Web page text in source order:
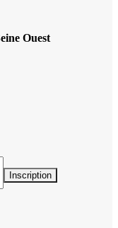
Ouest